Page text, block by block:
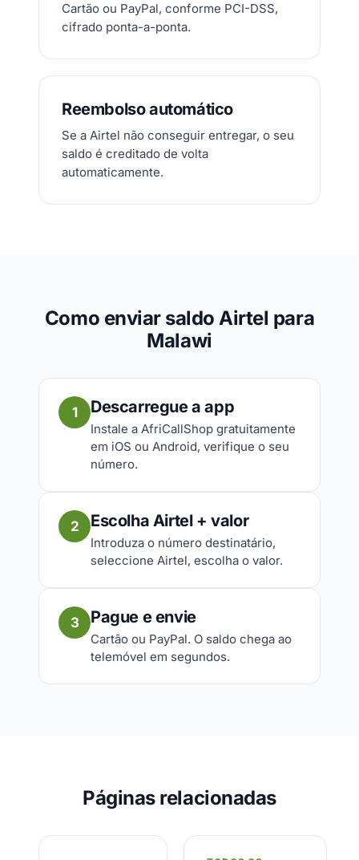
Cartão ou PayPal, conforme PCI-DSS,
cifrado ponta-a-ponta.
Reembolso automático
Se a Airtel não conseguir entregar, o seu
saldo é creditado de volta
automaticamente.
Como enviar saldo Airtel para
Malawi
1 Descarregue a app
Instale a AfriCallShop gratuitamente
em iOS ou Android, verifique o seu
número.
2 Escolha Airtel + valor
Introduza o número destinatário,
seleccione Airtel, escolha o valor.
3 Pague e envie
Cartão ou PayPal. O saldo chega ao
telemóvel em segundos.
Páginas relacionadas